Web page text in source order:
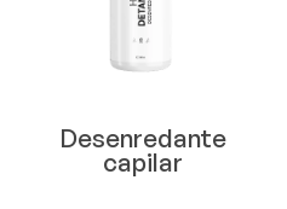
Desenredante
capilar